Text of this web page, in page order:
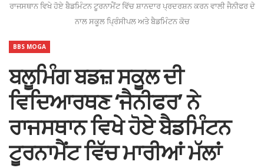
ਰਾਜਸਥਾਨ ਵਿਖੇ ਹੋਏ ਬੈਡਮਿੰਟਨ ਟੂਰਨਾਮੈਂਟ ਵਿੱਚ ਸ਼ਾਨਦਾਰ ਪ੍ਰਦਰਸ਼ਨ ਕਰਨ ਵਾਲੀ ਜੈਨੀਫਰ ਦੇ
ਨਾਲ ਸਕੂਲ ਪ੍ਰਿੰਸੀਪਲ ਅਤੇ ਬੈਡਮਿੰਟਨ ਕੋਚ
BBS MOGA
ਬਲੂਮਿੰਗ ਬਡਜ਼ ਸਕੂਲ ਦੀ
ਵਿਦਿਆਰਥਣ ‘ਜੈਨੀਫਰ’ ਨੇ
ਰਾਜਸਥਾਨ ਵਿਖੇ ਹੋਏ ਬੈਡਮਿੰਟਨ
ਟੂਰਨਾਮੈਂਟ ਵਿੱਚ ਮਾਰੀਆਂ ਮੱਲਾਂ